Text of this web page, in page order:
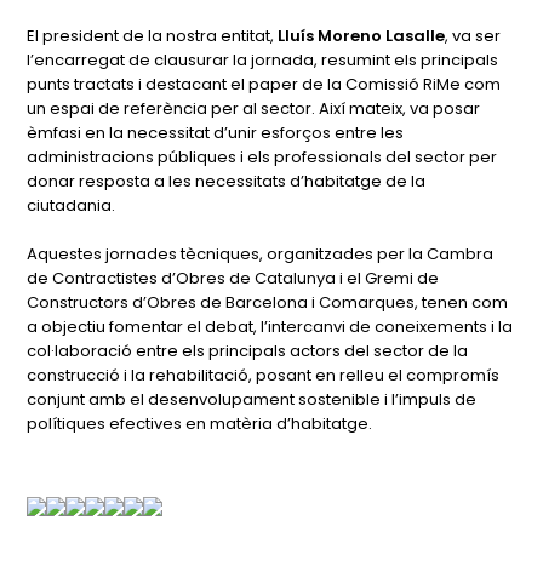
El president de la nostra entitat, Lluís Moreno Lasalle, va ser
l’encarregat de clausurar la jornada, resumint els principals
punts tractats i destacant el paper de la Comissió RiMe com
un espai de referència per al sector. Així mateix, va posar
èmfasi en la necessitat d’unir esforços entre les
administracions públiques i els professionals del sector per
donar resposta a les necessitats d’habitatge de la
ciutadania.
Aquestes jornades tècniques, organitzades per la Cambra
de Contractistes d’Obres de Catalunya i el Gremi de
Constructors d’Obres de Barcelona i Comarques, tenen com
a objectiu fomentar el debat, l’intercanvi de coneixements i la
col·laboració entre els principals actors del sector de la
construcció i la rehabilitació, posant en relleu el compromís
conjunt amb el desenvolupament sostenible i l’impuls de
polítiques efectives en matèria d’habitatge.